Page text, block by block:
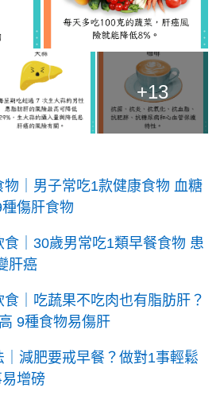
+13
物｜男子常吃1款健康食物 血糖
傷肝食物
食｜30歲男常吃1類早餐食物 患
肝癌
食｜吃蔬果不吃肉也有脂肪肝？
9種食物易傷肝
｜減肥要戒早餐？做對1事輕鬆
增磅